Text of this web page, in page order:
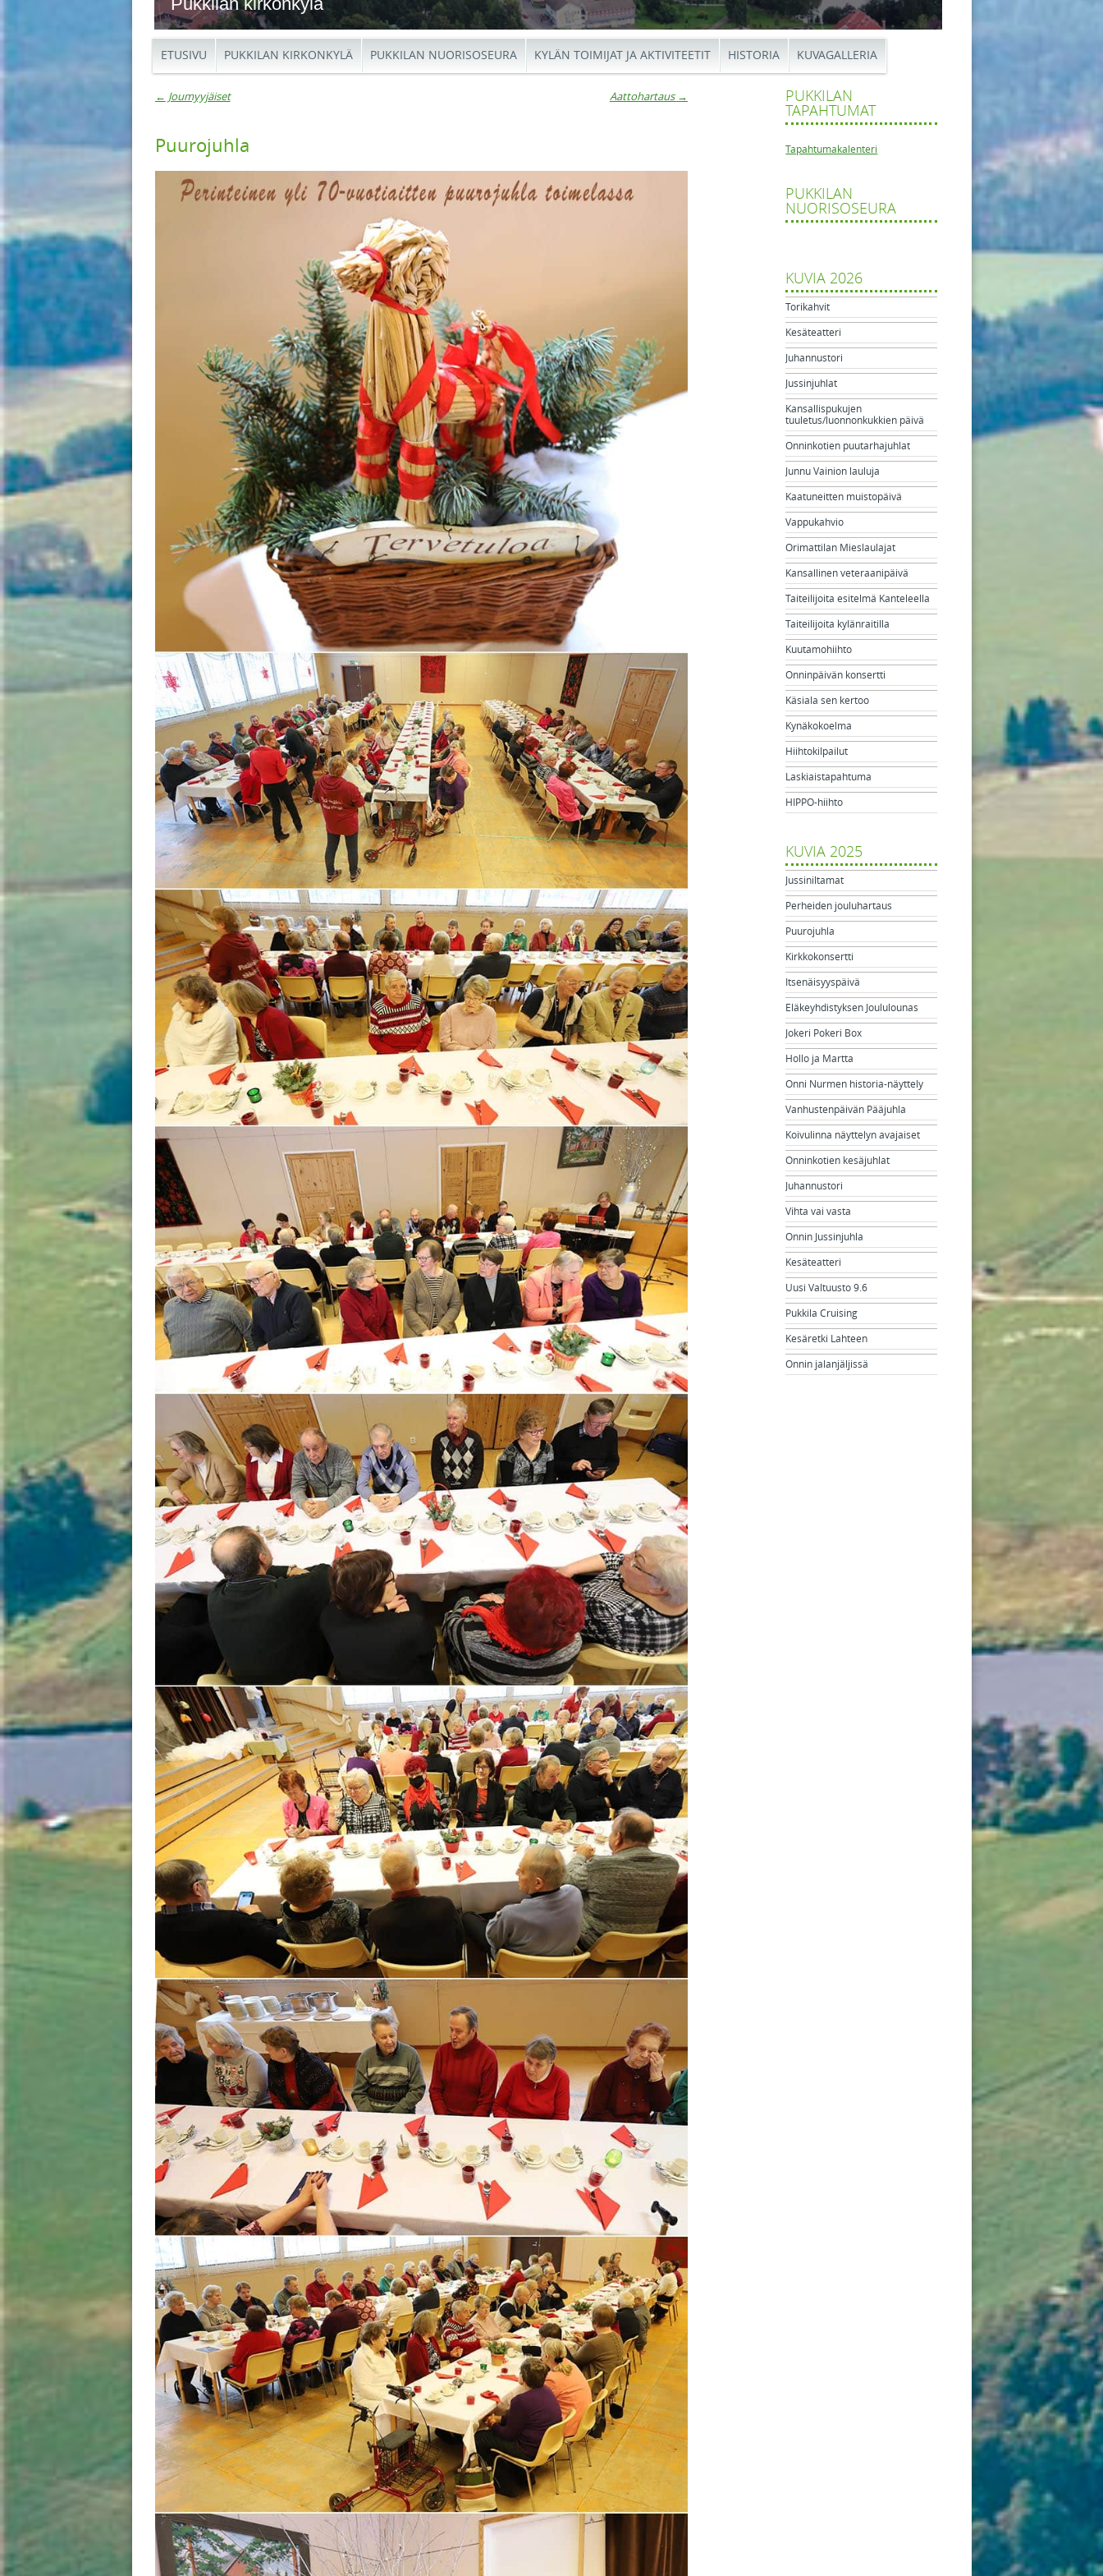
ETUSIVU PUKKILAN KIRKONKYLÄ PUKKILAN NUORISOSEURA KYLÄN TOIMIJAT JA AKTIVITEETIT HISTORIA KUVAGALLERIA
← Joumyyjäiset Aattohartaus →
Puurojuhla
Artikkelien navigaatio
PUKKILAN
TAPAHTUMAT
Tapahtumakalenteri
PUKKILAN
NUORISOSEURA
KUVIA 2026
Torikahvit
Kesäteatteri
Juhannustori
Jussinjuhlat
Kansallispukujen
tuuletus/luonnonkukkien päivä
Onninkotien puutarhajuhlat
Junnu Vainion lauluja
Kaatuneitten muistopäivä
Vappukahvio
Orimattilan Mieslaulajat
Kansallinen veteraanipäivä
Taiteilijoita esitelmä Kanteleella
Taiteilijoita kylänraitilla
Kuutamohiihto
Onninpäivän konsertti
Käsiala sen kertoo
Kynäkokoelma
Hiihtokilpailut
Laskiaistapahtuma
HIPPO-hiihto
KUVIA 2025
Jussiniltamat
Perheiden jouluhartaus
Puurojuhla
Kirkkokonsertti
Itsenäisyyspäivä
Eläkeyhdistyksen Joululounas
Jokeri Pokeri Box
Hollo ja Martta
Onni Nurmen historia-näyttely
Vanhustenpäivän Pääjuhla
Koivulinna näyttelyn avajaiset
Onninkotien kesäjuhlat
Juhannustori
Vihta vai vasta
Onnin Jussinjuhla
Kesäteatteri
Uusi Valtuusto 9.6
Pukkila Cruising
Kesäretki Lahteen
Onnin jalanjäljissä